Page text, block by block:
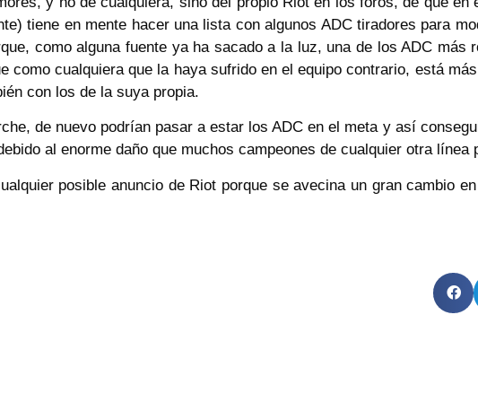
tiene en mente hacer una lista con algunos ADC tiradores para
como alguna fuente ya ha sacado a la luz, una de los ADC más
como cualquiera que la haya sufrido en el equipo contrario, está
con los de la suya propia.
de nuevo podrían pasar a estar los ADC en el meta y así
al enorme daño que muchos campeones de cualquier otra línea
posible anuncio de Riot porque se avecina un gran cambio